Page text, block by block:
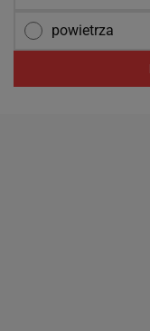
powietrza